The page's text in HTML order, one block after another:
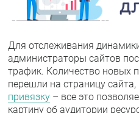
Для отслеживания
администраторы сайтов
трафик. Количество новых
перешли на страницу сайта,
привязку – все это
картину об аудитории